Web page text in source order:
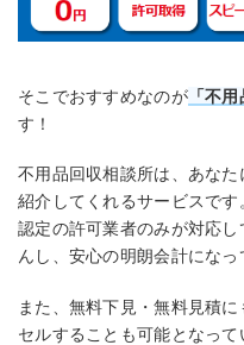
そこでおすすめなのが「不用
す！
不用品回収相談所は、あな
紹介してくれるサービスで
認定の許可業者のみが対応
んし、安心の明朗会計になっ
また、無料下見・無料見積
セルすることも可能となって